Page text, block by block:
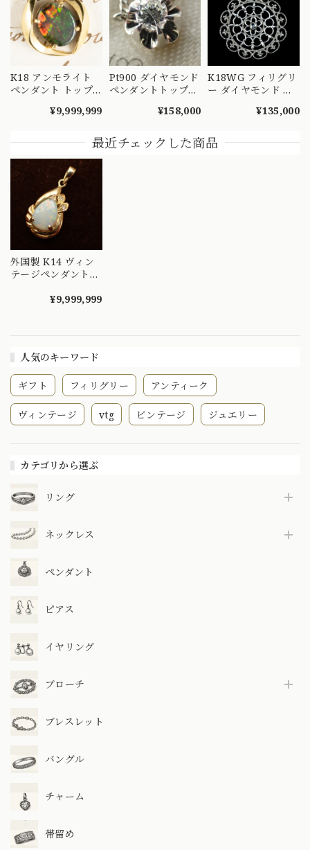
人気のキーワード
ギフト フィリグリー アンティーク
ヴィンテージ vtg ビンテージ ジュエリー
カテゴリから選ぶ
リング
ネックレス
ペンダント
ピアス
イヤリング
ブローチ
ブレスレット
バングル
チャーム
帯留め
K18 アンモライト
ペンダント トップ
の宝石 CHP00281
¥9,999,999
Pt900 ダイヤモンド
ペンダントトップ
昭和レトロ ヴィン
ェーン ネックレス
MOP00286 S
¥158,000
K18WG フィリグリ
ー ダイヤモンド ペ
0.10ct ホワイトゴー
ーフ MOP00292
¥135,000
最近チェックした商品
外国製 K14 ヴィン
テージペンダントト
ルとダイヤモンド☆
¥9,999,999